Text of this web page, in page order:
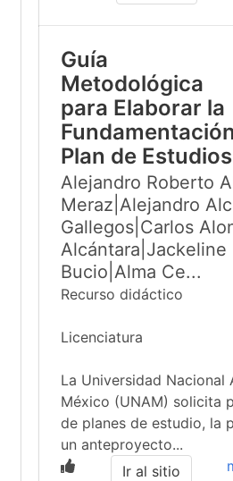
Guía
Metodológica
para Elaborar la
Plan de Estudios
Alejandro Roberto
Meraz|Alejandro
Gallegos|Carlos
Alcántara|Jackeline
Bucio|Alma Ce...
Recurso didáctico
Licenciatura
La Universidad Nacional
México (UNAM) solicita
de planes de estudio, la
un anteproyecto...
Ir al sitio